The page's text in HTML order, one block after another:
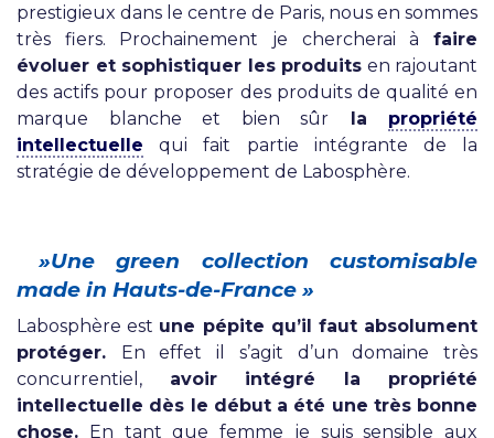
prestigieux dans le centre de Paris, nous en sommes
très fiers. Prochainement je chercherai à faire
évoluer et sophistiquer les produits en rajoutant
des actifs pour proposer des produits de qualité en
marque blanche et bien sûr la propriété
intellectuelle qui fait partie intégrante de la
stratégie de développement de Labosphère.
»Une green collection customisable
made in Hauts-de-France »
Labosphère est une pépite qu’il faut absolument
protéger. En effet il s’agit d’un domaine très
concurrentiel, avoir intégré la propriété
intellectuelle dès le début a été une très bonne
chose. En tant que femme je suis sensible aux